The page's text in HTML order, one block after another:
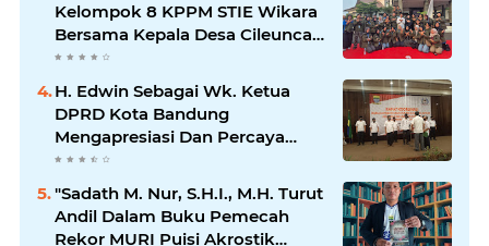
Kelompok 8 KPPM STIE Wikara
Bersama Kepala Desa Cileunca
di Kecamatan Bojong
H. Edwin Sebagai Wk. Ketua
DPRD Kota Bandung
Mengapresiasi Dan Percaya
Penuh Kepada Kepemimpinan
Merdi Hajiji Sebagai ketua DPD
Lpm Kota Bandung Periode
2021-2026
"Sadath M. Nur, S.H.I., M.H. Turut
Andil Dalam Buku Pemecah
Rekor MURI Puisi Akrostik